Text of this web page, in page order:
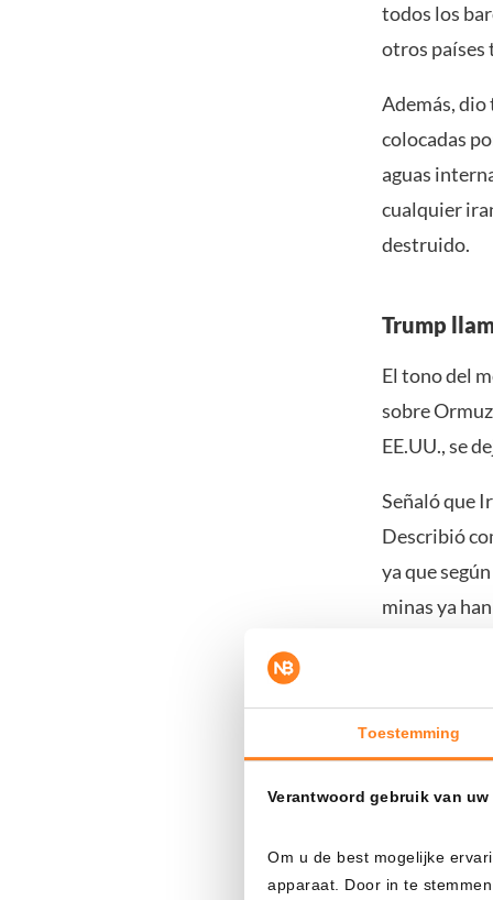
Toestemming
Verantwoord gebruik van
Om u de best mogelijke
apparaat. Door in te
todos los
otros países
Además, dio
colocadas
aguas
cualquier
destruido.
Trump
El tono del
sobre
EE.UU., se
Señaló que
Describió
ya que
minas ya
Trump
momento
supremo